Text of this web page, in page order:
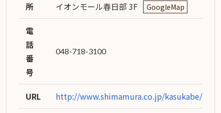
所
イオンモール春日部 3F
GoogleMap
電
話
番
号
048-718-3100
URL http://www.shimamura.co.jp/kasukabe/